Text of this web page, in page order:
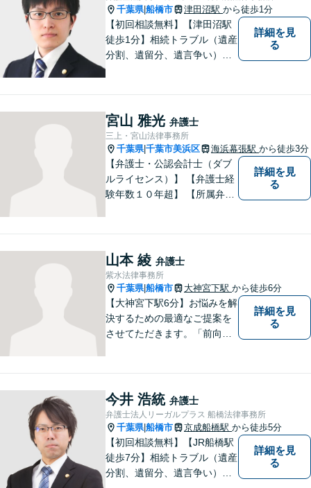
千葉県|船橋市 津田沼駅 から徒歩1分
【初回相談無料】【津田沼駅
徒歩1分】相続トラブル（遺産
分割、遺留分、遺言争い）、
詳細を見
る
宮山 雅光 弁護士
三上・宮山法律事務所
千葉県|千葉市美浜区 海浜幕張駅 から徒歩3分
【弁護士・公認会計士（ダブ
ルライセンス）】 【弁護士経
験年数１０年超】 【所属弁護
詳細を見
る
山本 綾 弁護士
紫水法律事務所
千葉県|船橋市 大神宮下駅 から徒歩6分
【大神宮下駅6分】お悩みを解
決するための最適なご提案を
させてただきます。「前向き
進しております。
詳細を見
る
今井 浩統 弁護士
弁護士法人リーガルプラス 船橋法律事務所
千葉県|船橋市 京成船橋駅 から徒歩5分
【初回相談無料】【JR船橋駅
徒歩7分】相続トラブル（遺産
分割、遺留分、遺言争い）、
詳細を見
る